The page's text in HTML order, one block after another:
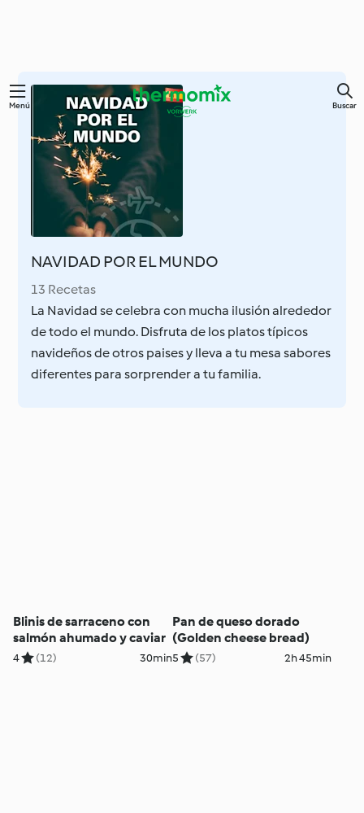
contenido
principal
Menú Buscar
NAVIDAD POR EL MUNDO
13 Recetas
La Navidad se celebra con mucha ilusión alrededor
de todo el mundo. Disfruta de los platos típicos
navideños de otros paises y lleva a tu mesa sabores
diferentes para sorprender a tu familia.
Blinis de sarraceno con
salmón ahumado y caviar
4 (12) 30min
Pan de queso dorado
(Golden cheese bread)
5 (57) 2h 45min